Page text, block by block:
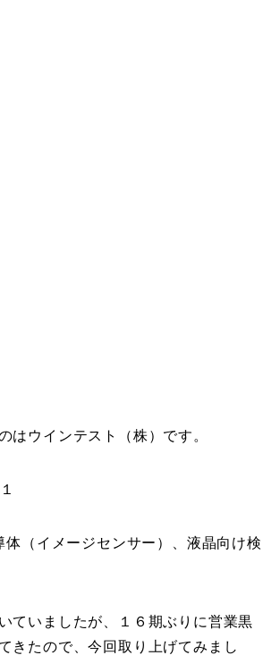
はウインテスト（株）です。
（イメージセンサー）、液晶向け検
ていましたが、１６期ぶりに営業黒
きたので、今回取り上げてみまし